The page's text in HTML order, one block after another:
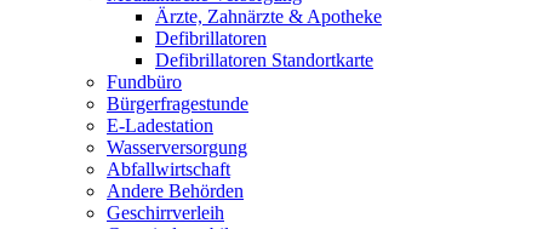
Ärzte, Zahnärzte & Apotheke
Defibrillatoren
Defibrillatoren Standortkarte
Fundbüro
Bürgerfragestunde
E-Ladestation
Wasserversorgung
Abfallwirtschaft
Andere Behörden
Geschirrverleih